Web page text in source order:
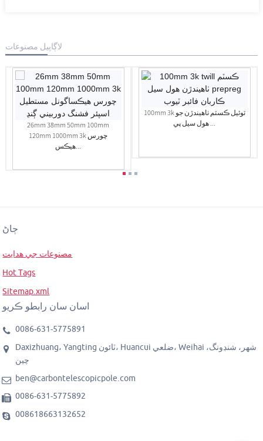
لاڳاپيل مصنوعات
26mm 38mm 50mm 100mm
120mm 1000mm 3k چورس
100mm 3k ٽوئيل ڪسٽم ٺاهيندڙن جو
ڄاڻ
مصنوعات جي ھدايت
Hot Tags
Sitemap.xml
اسان سان رابطو ڪريو
0086-631-5775891
Daxizhuang، Yangting ٽائون، Huancui ضلعي، Weihai شهر، شنڊونگ،
چين
ben@carbontelescopicpole.com
0086-631-5775892
008618663132652